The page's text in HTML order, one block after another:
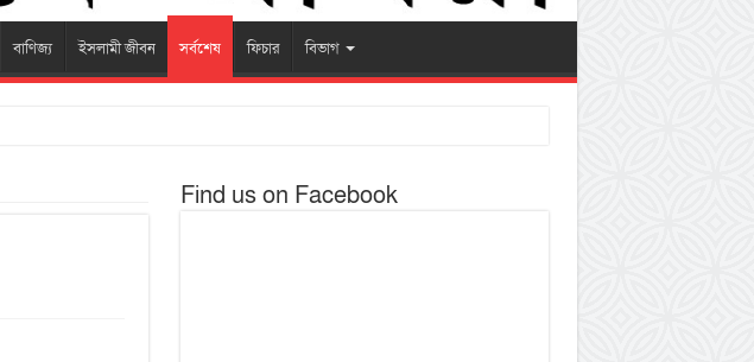
বাণিজ্য ইসলামী জীবন সর্বশেষ ফিচার বিভাগ
Find us on Facebook